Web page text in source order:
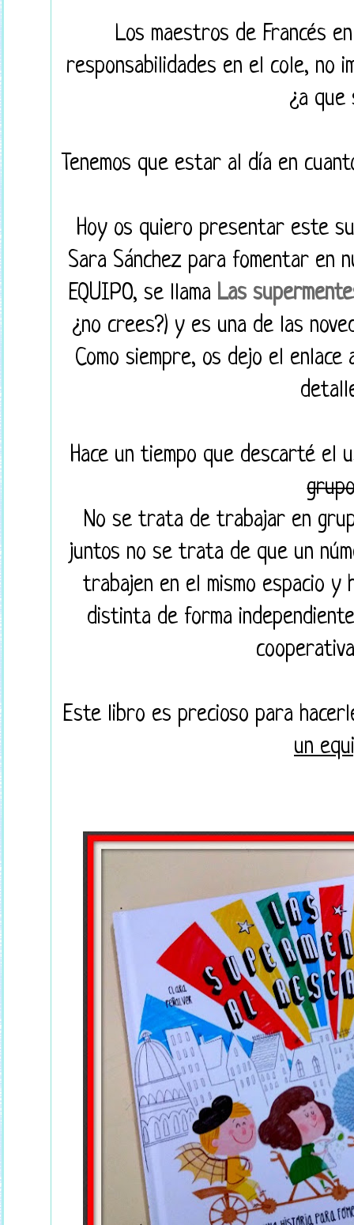
Los maestros de Francés
responsabilidades en el cole, no
¿a que
Tenemos que estar al día en
Hoy os quiero presentar este
Sara Sánchez para fomentar en
EQUIPO, se llama Las
¿no crees?) y es una de las
Como siempre, os dejo el enlace
Hace un tiempo que descarté el
No se trata de trabajar en
juntos no se trata de que un
trabajen en el mismo espacio y
distinta de forma
Este libro es precioso para
un